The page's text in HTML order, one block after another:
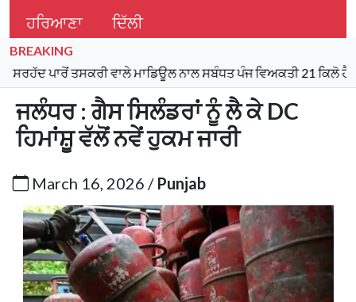
ਹਰਿਆਣਾ
ਦਿੱਲੀ
BREAKING
ਤਸਕਰੀ ਵਾਲੇ ਮਾਡਿਊਲ ਨਾਲ ਸਬੰਧਤ ਪੰਜ ਵਿਅਕਤੀ 21 ਕਿਲੋ ਹੈਰੋਇਨ,
ਜਲੰਧਰ : ਗੈਸ ਸਿਲੰਡਰਾਂ ਨੂੰ ਲੈ ਕੇ DC
ਹਿਮਾਂਸ਼ੂ ਵੱਲੋਂ ਨਵੇਂ ਹੁਕਮ ਜਾਰੀ
March 16, 2026 / Punjab